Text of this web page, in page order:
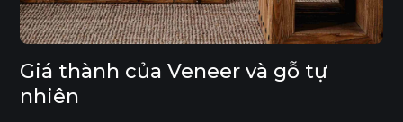
Giá thành của Veneer và gỗ tự
nhiên